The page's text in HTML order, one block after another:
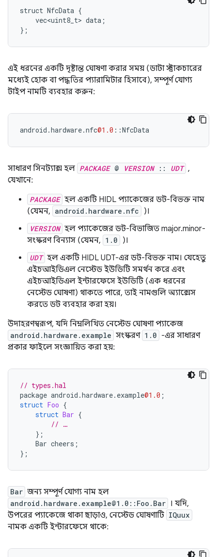
struct NfcData {
    vec<uint8_t> data;
};
এই ধরনের একটি দৃষ্টান্ত ঘোষণা করার সময় (ডাটা স্ট্রাকচারের
মধ্যেই হোক বা পদ্ধতির প্যারামিটার হিসাবে), সম্পূর্ণ যোগ্য
টাইপ নামটি ব্যবহার করুন:
android .hardware.nfc@1.0 ::NfcData
সাধারণ সিনট্যাক্স হল PACKAGE@ VERSION:: UDT ,
যেখানে:
PACKAGE হল একটি HIDL প্যাকেজের ডট-বিভক্ত নাম
(যেমন, android.hardware.nfc )।
VERSION হল প্যাকেজের ডট-বিভাজিত major.minor-
সংস্করণ বিন্যাস (যেমন, 1.0 )।
UDT হল একটি HIDL UDT-এর ডট-বিভক্ত নাম। যেহেতু
এইচআইডিএল নেস্টেড ইউডিটি সমর্থন করে এবং
এইচআইডিএল ইন্টারফেসে ইউডিটি (এক ধরনের
নেস্টেড ঘোষণা) থাকতে পারে, তাই নামগুলি অ্যাক্সেস
করতে ডট ব্যবহার করা হয়।
উদাহরণস্বরূপ, যদি নিম্নলিখিত নেস্টেড ঘোষণা প্যাকেজ
android.hardware.example সংস্করণ 1.0 -এর সাধারণ
প্রকার ফাইলে সংজ্ঞায়িত করা হয়:
// types.hal
package android .hardware. example@1.0 ;
struct Foo {
struct Bar {
// …
};
Bar cheers ;
};
Bar জন্য সম্পূর্ণ যোগ্য নাম হল
android.hardware.example@1.0::Foo.Bar । যদি,
উপরের প্যাকেজে থাকা ছাড়াও, নেস্টেড ঘোষণাটি IQuux
নামক একটি ইন্টারফেসে থাকে: